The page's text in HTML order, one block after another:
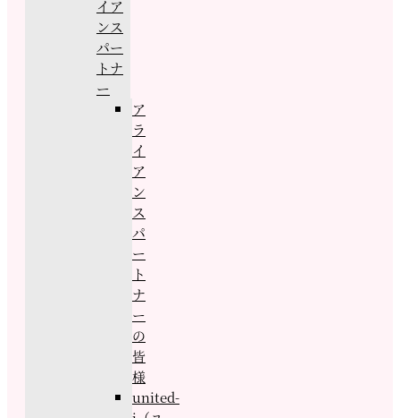
イア
ンス
パー
トナ
ー
ア
ラ
イ
ア
ン
ス
パ
ー
ト
ナ
ー
の
皆
様
united-